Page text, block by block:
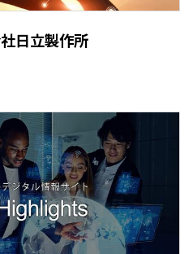
日立製作所